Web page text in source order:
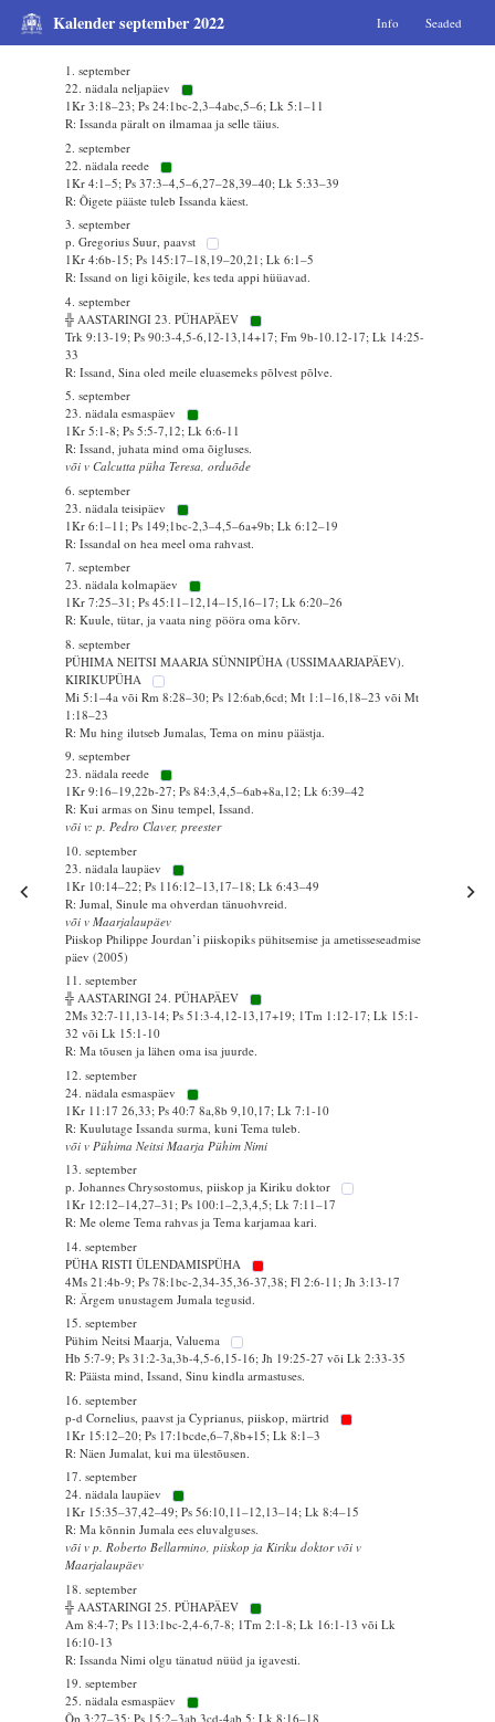
Kalender september 2022 Info Seaded
1. september
22. nädala neljapäev
1Kr 3:18–23; Ps 24:1bc-2,3–4abc,5–6; Lk 5:1–11
R: Issanda päralt on ilmamaa ja selle täius.
2. september
22. nädala reede
1Kr 4:1–5; Ps 37:3–4,5–6,27–28,39–40; Lk 5:33–39
R: Õigete pääste tuleb Issanda käest.
3. september
p. Gregorius Suur, paavst
1Kr 4:6b-15; Ps 145:17–18,19–20,21; Lk 6:1–5
R: Issand on ligi kõigile, kes teda appi hüüavad.
4. september
╬ AASTARINGI 23. PÜHAPÄEV
Trk 9:13-19; Ps 90:3-4,5-6,12-13,14+17; Fm 9b-10.12-17; Lk 14:25-
33
R: Issand, Sina oled meile eluasemeks põlvest põlve.
5. september
23. nädala esmaspäev
1Kr 5:1-8; Ps 5:5-7,12; Lk 6:6-11
R: Issand, juhata mind oma õigluses.
või v Calcutta püha Teresa, orduõde
6. september
23. nädala teisipäev
1Kr 6:1–11; Ps 149;1bc-2,3–4,5–6a+9b; Lk 6:12–19
R: Issandal on hea meel oma rahvast.
7. september
23. nädala kolmapäev
1Kr 7:25–31; Ps 45:11–12,14–15,16–17; Lk 6:20–26
R: Kuule, tütar, ja vaata ning pööra oma kõrv.
8. september
PÜHIMA NEITSI MAARJA SÜNNIPÜHA (USSIMAARJAPÄEV).
KIRIKUPÜHA
Mi 5:1–4a või Rm 8:28–30; Ps 12:6ab,6cd; Mt 1:1–16,18–23 või Mt
1:18–23
R: Mu hing ilutseb Jumalas, Tema on minu päästja.
9. september
23. nädala reede
1Kr 9:16–19,22b-27; Ps 84:3,4,5–6ab+8a,12; Lk 6:39–42
R: Kui armas on Sinu tempel, Issand.
või v: p. Pedro Claver, preester
10. september
23. nädala laupäev
1Kr 10:14–22; Ps 116:12–13,17–18; Lk 6:43–49
R: Jumal, Sinule ma ohverdan tänuohvreid.
või v Maarjalaupäev
Piiskop Philippe Jourdan’i piiskopiks pühitsemise ja ametisseseadmise
päev (2005)
11. september
╬ AASTARINGI 24. PÜHAPÄEV
2Ms 32:7-11,13-14; Ps 51:3-4,12-13,17+19; 1Tm 1:12-17; Lk 15:1-
32 või Lk 15:1-10
R: Ma tõusen ja lähen oma isa juurde.
12. september
24. nädala esmaspäev
1Kr 11:17 26,33; Ps 40:7 8a,8b 9,10,17; Lk 7:1-10
R: Kuulutage Issanda surma, kuni Tema tuleb.
või v Pühima Neitsi Maarja Pühim Nimi
13. september
p. Johannes Chrysostomus, piiskop ja Kiriku doktor
1Kr 12:12–14,27–31; Ps 100:1–2,3,4,5; Lk 7:11–17
R: Me oleme Tema rahvas ja Tema karjamaa kari.
14. september
PÜHA RISTI ÜLENDAMISPÜHA
4Ms 21:4b-9; Ps 78:1bc-2,34-35,36-37,38; Fl 2:6-11; Jh 3:13-17
R: Ärgem unustagem Jumala tegusid.
15. september
Pühim Neitsi Maarja, Valuema
Hb 5:7-9; Ps 31:2-3a,3b-4,5-6,15-16; Jh 19:25-27 või Lk 2:33-35
R: Päästa mind, Issand, Sinu kindla armastuses.
16. september
p-d Cornelius, paavst ja Cyprianus, piiskop, märtrid
1Kr 15:12–20; Ps 17:1bcde,6–7,8b+15; Lk 8:1–3
R: Näen Jumalat, kui ma ülestõusen.
17. september
24. nädala laupäev
1Kr 15:35–37,42–49; Ps 56:10,11–12,13–14; Lk 8:4–15
R: Ma kõnnin Jumala ees eluvalguses.
või v p. Roberto Bellarmino, piiskop ja Kiriku doktor või v
Maarjalaupäev
18. september
╬ AASTARINGI 25. PÜHAPÄEV
Am 8:4-7; Ps 113:1bc-2,4-6,7-8; 1Tm 2:1-8; Lk 16:1-13 või Lk
16:10-13
R: Issanda Nimi olgu tänatud nüüd ja igavesti.
19. september
25. nädala esmaspäev
Õp 3:27–35; Ps 15:2–3ab,3cd-4ab,5; Lk 8:16–18